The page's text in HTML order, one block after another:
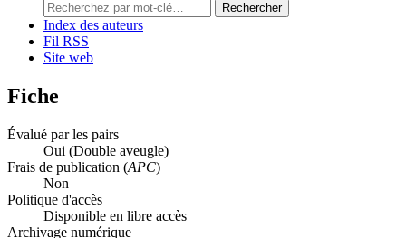
Rechercher
Index des auteurs
Fil RSS
Site web
Fiche
Évalué par les pairs
Oui (Double aveugle)
Frais de publication (APC)
Non
Politique d'accès
Disponible en libre accès
Archivage numérique